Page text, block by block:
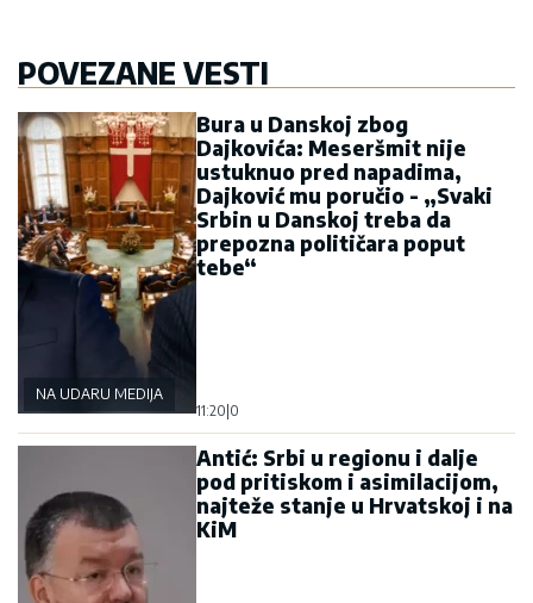
POVEZANE VESTI
NA UDARU MEDIJA
Bura u Danskoj zbog
Dajkovića: Meseršmit nije
ustuknuo pred napadima,
Dajković mu poručio - „Svaki
Srbin u Danskoj treba da
prepozna političara poput
tebe“
11:20 0
Antić: Srbi u regionu i dalje
pod pritiskom i asimilacijom,
najteže stanje u Hrvatskoj i na
KiM